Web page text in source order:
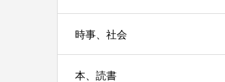
時事、社会
本、読書